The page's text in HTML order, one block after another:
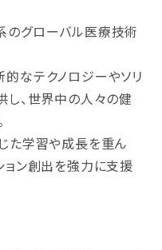
のグローバル医療技術
なテクノロジーやソリ
し、世界中の人々の健
た学習や成長を重ん
ョン創出を強力に支援